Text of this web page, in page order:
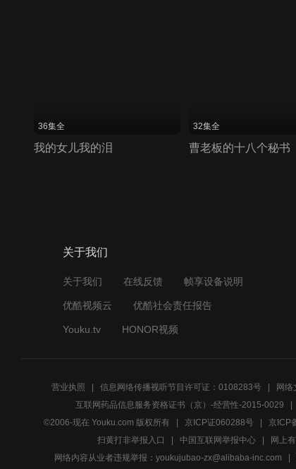
36集全
我的女儿我的泪
32集全
曹老板的十八个秘书
关于我们
关于我们 在线反馈 帧享设备说明
优酷视频云 优酷社会责任报告
Youku.tv HONOR视频
营业执照 信息网络传播视听节目许可证：0108283号 网
互联网药品信息服务资格证书（京）-经营性-2015-0029
©2006-现在 Youku.com 版权所有
京ICP证060288号 京ICP
扫黄打非举报入口
中国互联网举报中心 网上
网络内容从业者违规举报：youkujubao-zx@alibaba-inc.com